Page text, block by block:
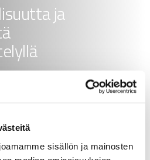
sisällön ja mainosten
ja
ja pulverimaalaus antavat